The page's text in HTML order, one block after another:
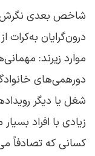
شاخص بعدی نگرش
درون‌گرایان به‌کرات
موارد زیرند:
دورهمی‌های
شغل یا دیگر
زیادی با افراد
کسانی که تصادفاً